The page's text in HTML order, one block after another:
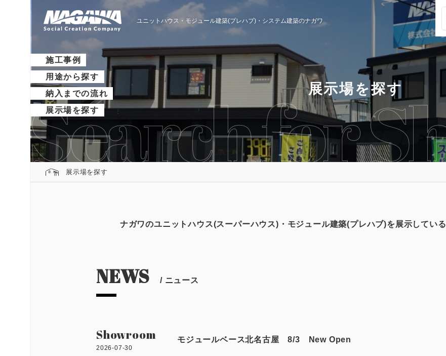
ユニットハウス・モジュール建築(プレハブ)・ システム建築のナガワ
施工事例
用途から探す
納入までの流れ
展示場を探す
展示場を探す
展示場を探す
ナガワのユニットハウス(スーパーハウス)・ モジュール建築(プレハブ)を展示している
NEWS / ニュース
Showroom
2026-07-30
モジュールベース北名古屋 8/3 New Open